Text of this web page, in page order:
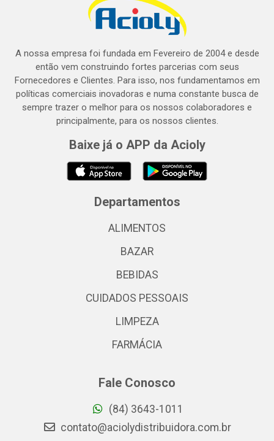
A nossa empresa foi fundada em Fevereiro de 2004 e desde
então vem construindo fortes parcerias com seus
Fornecedores e Clientes. Para isso, nos fundamentamos em
políticas comerciais inovadoras e numa constante busca de
sempre trazer o melhor para os nossos colaboradores e
principalmente, para os nossos clientes.
Baixe já o APP da Acioly
Departamentos
ALIMENTOS
BAZAR
BEBIDAS
CUIDADOS PESSOAIS
LIMPEZA
FARMÁCIA
Fale Conosco
(84) 3643-1011
contato@aciolydistribuidora.com.br